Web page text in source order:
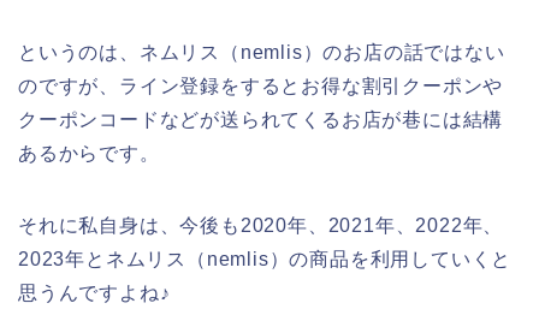
というのは、ネムリス（nemlis）のお店の話ではない
のですが、ライン登録をするとお得な割引クーポンや
クーポンコードなどが送られてくるお店が巷には結構
あるからです。
それに私自身は、今後も2020年、2021年、2022年、
2023年とネムリス（nemlis）の商品を利用していくと
思うんですよね♪